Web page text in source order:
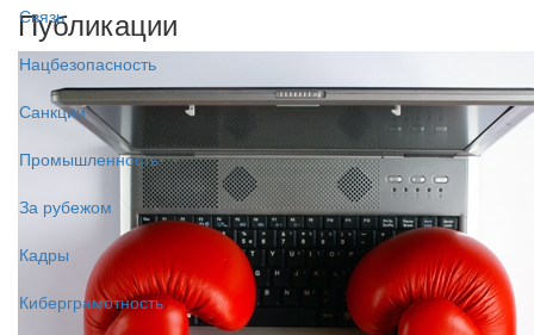
Связь
Нацбезопасность
Санкции
Промышленность
За рубежом
Кадры
Киберграмотность
Публикации